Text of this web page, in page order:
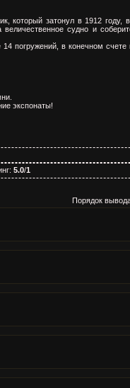
который затонул в 1912 году,
судно и
погружений, в конечном счете
экспонаты!
: 5.0/1
Порядок